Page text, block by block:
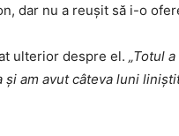
dar nu a reușit să i-o
ulterior despre el. „Totul
am avut câteva luni